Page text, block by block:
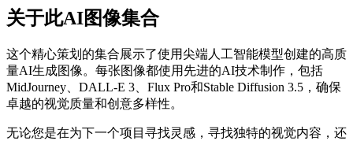
关于此AI图像集合
这个精心策划的集合展示了使用尖端人工智能模型创建的高质
量AI生成图像。每张图像都使用先进的AI技术制作，包括
MidJourney、DALL-E 3、Flux Pro和Stable Diffusion 3.5，确保
卓越的视觉质量和创意多样性。
无论您是在为下一个项目寻找灵感，寻找独特的视觉内容，还